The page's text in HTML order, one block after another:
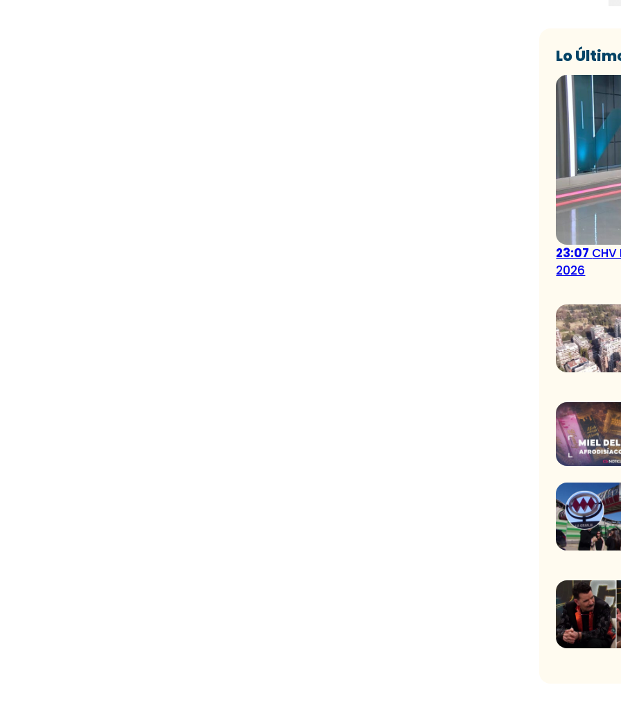
Lo
23:07
2026